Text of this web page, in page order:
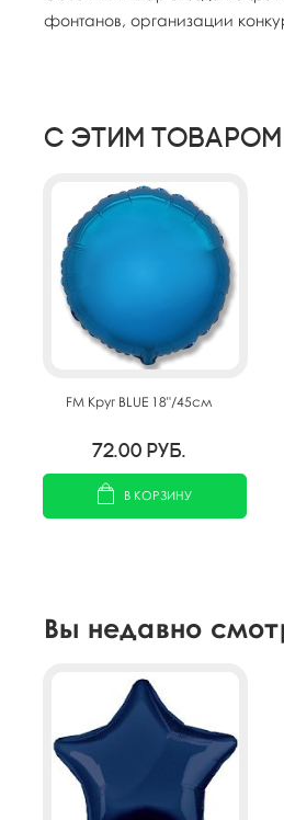
фонтанов, организации
С этим
FM Круг BLUE 18"/45см
72.00 руб.
В КОРЗИНУ
Вы недавно